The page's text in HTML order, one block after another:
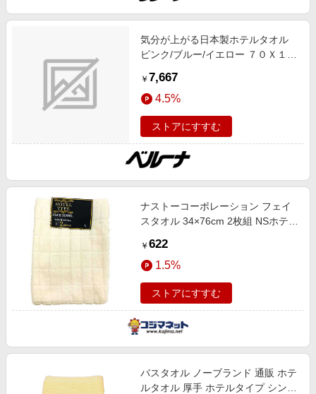
気分が上がる日本製ホテルタオル
ピンク/ブルー/イエロー ７０Ｘ１４
本製 ロングセラー
￥ 7,667
4.5%
ストアにすすむ
ナストーコーポレーション フェイ
スタオル 34×76cm 2枚組 NSホテル
￥ 622
1.5%
ストアにすすむ
バスタオル ノーブランド 通販 ホテ
ルタオル 厚手 ホテルタイプ シンプ